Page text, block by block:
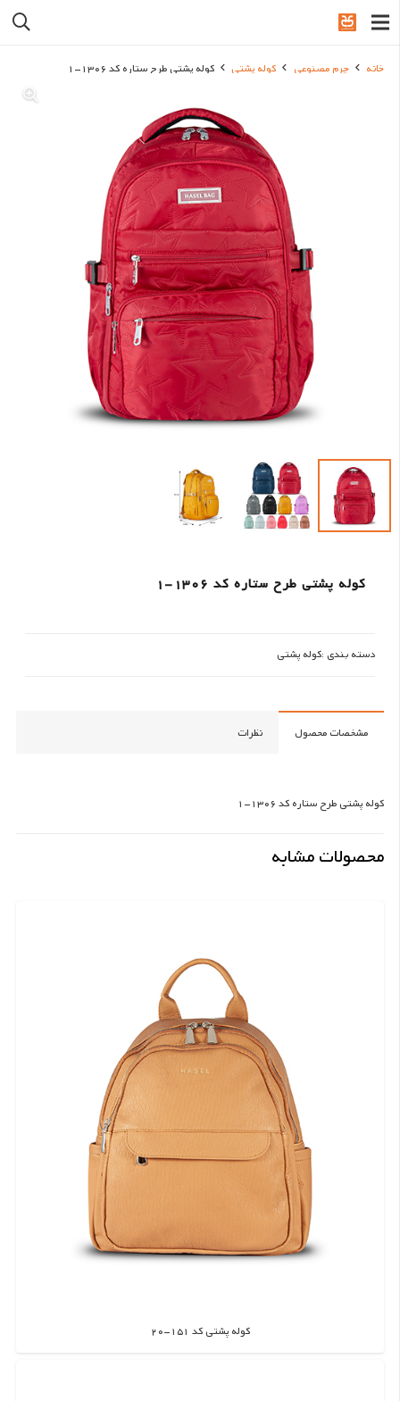
خانه چرم مصنوعی کوله پشتی کوله پشتی طرح ستاره کد 1306-1
کوله پشتی طرح ستاره کد 1306-1
دسته بندی :کوله پشتی
مشخصات محصول نظرات
کوله پشتی طرح ستاره کد 1306-1
محصولات مشابه
کوله پشتی کد 151-20
اطلاعات بیشتر